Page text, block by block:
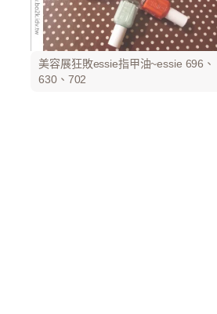
美容展狂敗essie指甲油~essie 696、
630、702